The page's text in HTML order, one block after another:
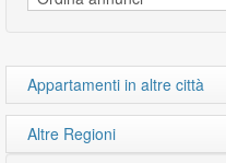
Appartamenti in altre città
Altre Regioni